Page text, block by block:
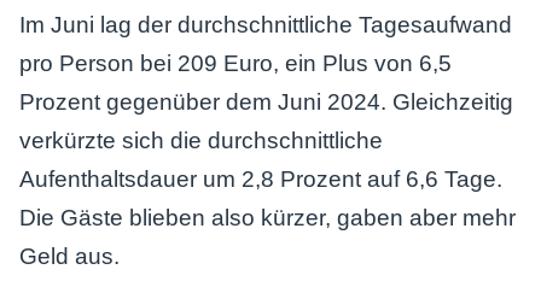
Im Juni lag der durchschnittliche Tagesaufwand
pro Person bei 209 Euro, ein Plus von 6,5
Prozent gegenüber dem Juni 2024. Gleichzeitig
verkürzte sich die durchschnittliche
Aufenthaltsdauer um 2,8 Prozent auf 6,6 Tage.
Die Gäste blieben also kürzer, gaben aber mehr
Geld aus.